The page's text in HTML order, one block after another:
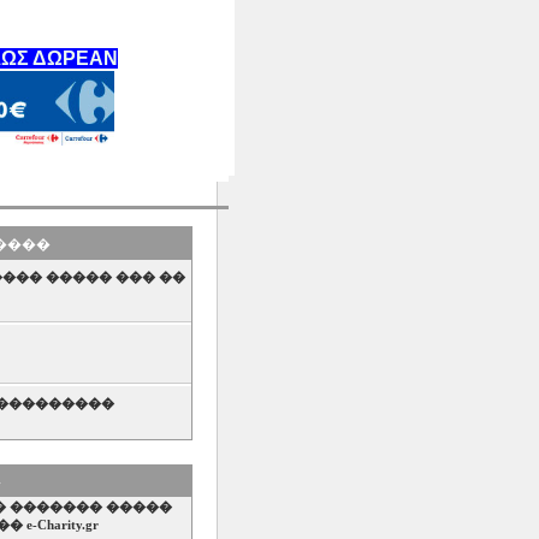
ΔΩΡΕΑΝ
����� ��� ��
�������
Project
������� �����
Charity.gr